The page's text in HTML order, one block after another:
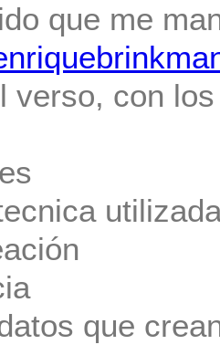
que me
verso, con
que